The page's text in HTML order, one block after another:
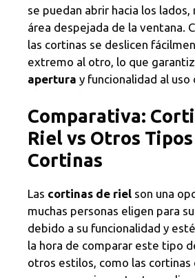
se puedan abrir hacia los
área despejada de la ventana.
las cortinas se deslicen
extremo al otro, lo que
apertura y funcionalidad al uso
Comparativa:
Riel vs Otros
Cortinas
Las cortinas de riel son una
muchas personas eligen para
debido a su funcionalidad y
la hora de comparar este tipo
otros estilos, como las cortinas